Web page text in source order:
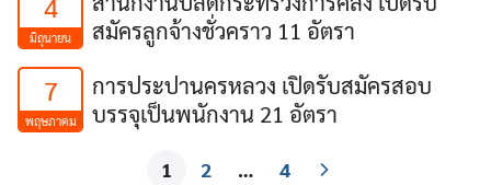
มิถุนายน
สมัครลูกจ้างชั่วคราว 11 อัตรา
7
พฤษภาคม
การประปานครหลวง เปิดรับสมัครสอบ
บรรจุเป็นพนักงาน 21 อัตรา
1 2 … 4